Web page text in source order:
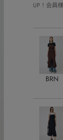
UP！会員
BRN